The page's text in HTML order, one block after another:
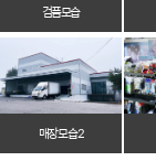
검품모습
매장 모습 2